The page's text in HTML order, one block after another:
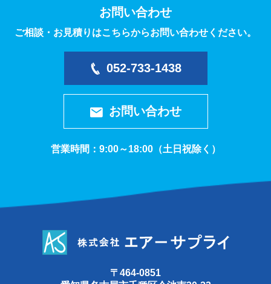
お問い合わせ
ご相談・お見積りはこちらからお問い合わせください。
052-733-1438
お問い合わせ
営業時間：9:00～18:00（土日祝除く）
〒464-0851